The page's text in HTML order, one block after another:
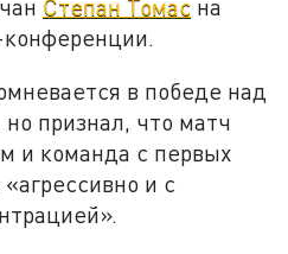
Степан Томас на
в победе над
признал, что матч
и команда с первых
и с